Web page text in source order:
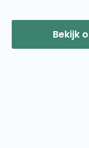
Bekijk